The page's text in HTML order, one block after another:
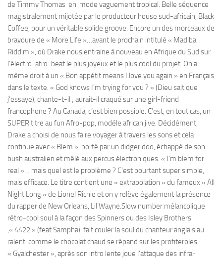
de Timmy Thomas en mode vaguement tropical. Belle séquence
magistralement mijotée par le producteur house sud-africain, Black
Coffee, pour un véritable solide groove. Encore un des morceaux de
bravoure de « More Life »…avant le prochain intitulé « Madiba
Riddim », où Drake nous entraine à nouveau en Afrique du Sud sur
l’électro-afro-beat le plus joyeux et le plus cool du projet. On a
même droit à un « Bon appétit means I love you again » en Français
dans le texte. « God knows I’m trying for you ? » (Dieu sait que
j’essaye), chante-t-il ; aurait-il craqué sur une girl-friend
francophone ? Au Canada, c’est bien possible. C’est, en tout cas, un
SUPER titre au fun Afro-pop, modéle african jive. Décidément,
Drake a choisi de nous faire voyager à travers les sons et cela
continue avec « Blem », porté par un didgeridoo, échappé de son
bush australien et mêlé aux percus électroniques. « I’m blem for
real »… mais quel est le problème ? C’est pourtant super simple,
mais efficace. Le titre contient une « extrapolation » du fameux « All
Night Long » de Lionel Richie et on y relève également la présence
du rapper de New Orleans, Lil Wayne.Slow number mélancolique
rétro-cool soul à la façon des Spinners ou des Isley Brothers
,« 4422 » (feat Sampha) fait couler la soul du chanteur anglais au
ralenti comme le chocolat chaud se répand sur les profiteroles.
« Gyalchester », après son intro lente joue l’attaque des infra-